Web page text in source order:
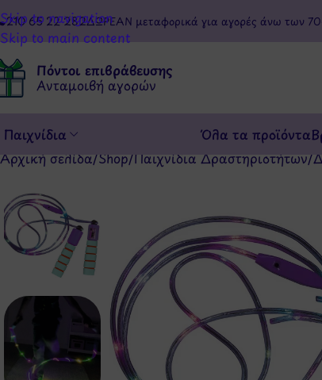
Skip to navigation
Skip to main content
210 65 22 282ΔΩΡΕΑΝ μεταφορικά για αγορές άνω των
Πόντοι επιβράβευσης
Ανταμοιβή αγορών
Παιχνίδια Όλα τα προϊόντα
Αρχική σελίδα/Shop/Παιχνίδια Δραστηριοτήτων/